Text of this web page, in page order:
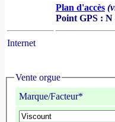
Plan d'accès
Point GPS : N
Internet
Vente orgue
Marque/Facteur*